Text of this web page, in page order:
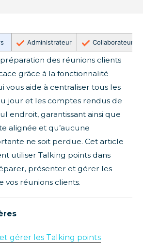
Administrateur Collaborateur
des réunions clients
grâce à la fonctionnalité
vous aide à centraliser tous les
jour et les comptes rendus de
endroit, garantissant ainsi que
alignée et qu’aucune
ne soit perdue. Cet article
utiliser Talking points dans
présenter et gérer les
vos réunions clients.
gérer les Talking points